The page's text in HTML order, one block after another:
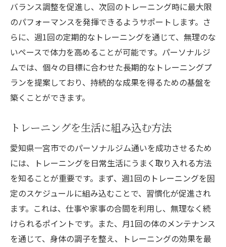
バランス調整を促進し、次回のトレーニング時に最大限
のパフォーマンスを発揮できるようサポートします。さ
らに、週1回の定期的なトレーニングを通じて、無理のな
いペースで体力を高めることが可能です。パーソナルジ
ムでは、個々の目標に合わせた長期的なトレーニングプ
ランを提案しており、持続的な成果を得るための基盤を
築くことができます。
トレーニングを生活に組み込む方法
愛知県一宮市でのパーソナルジム通いを成功させるため
には、トレーニングを日常生活にうまく取り入れる方法
を知ることが重要です。まず、週1回のトレーニングを固
定のスケジュールに組み込むことで、習慣化が促進され
ます。これは、仕事や家事の合間を利用し、無理なく続
けられるポイントです。また、月1回の体のメンテナンス
を通じて、身体の調子を整え、トレーニングの効果を最